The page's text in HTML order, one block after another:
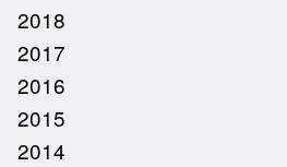
2018
2017
2016
2015
2014